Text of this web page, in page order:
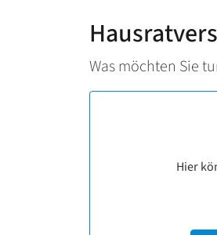
Was möchten Sie
Hier